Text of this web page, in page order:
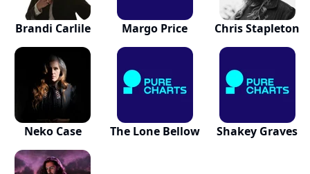
Brandi Carlile Margo Price Chris Stapleton
Neko Case The Lone Bellow Shakey Graves